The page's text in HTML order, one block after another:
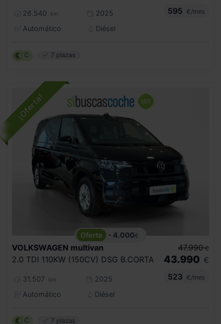
26.540 km
2025
Automático
Diésel
595 €/mes
C 7 plazas
- 4.000€
VOLKSWAGEN multivan
2.0 TDI 110KW (150CV) DSG B.CORTA
31.507 km
2025
Automático
Diésel
47.990 €
43.990 €
523
€/mes
C 7 plazas